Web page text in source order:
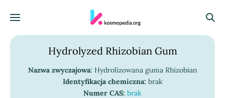
Menu
Hydrolyzed Rhizobian Gum
Nazwa zwyczajowa: Hydrolizowana guma Rhizobian
Identyfikacja chemiczna: brak
Numer CAS: brak